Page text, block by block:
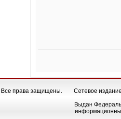
права защищены.
Сетевое
Выдан